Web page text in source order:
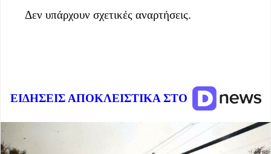
Δεν υπάρχουν σχετικές αναρτήσεις.
ΕΙΔΗΣΕΙΣ ΑΠΟΚΛΕΙΣΤΙΚΑ ΣΤΟ